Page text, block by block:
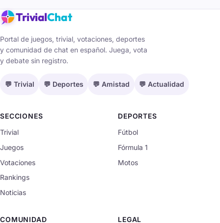
TrivialChat
Portal de juegos, trivial, votaciones, deportes
y comunidad de chat en español. Juega, vota
y debate sin registro.
💬 Trivial 💬 Deportes 💬 Amistad 💬 Actualidad
SECCIONES
Trivial
Juegos
Votaciones
Rankings
Noticias
DEPORTES
Fútbol
Fórmula 1
Motos
COMUNIDAD LEGAL